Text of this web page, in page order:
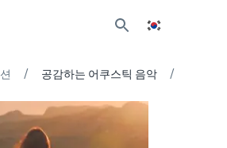
/ 공감하는 어쿠스틱 음악 /